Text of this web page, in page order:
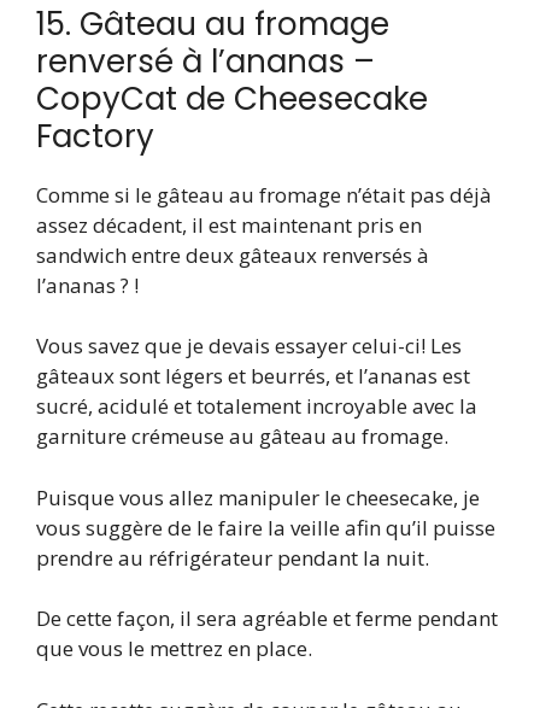
15. Gâteau au fromage
renversé à l’ananas –
CopyCat de Cheesecake
Factory
Comme si le gâteau au fromage n’était pas déjà
assez décadent, il est maintenant pris en
sandwich entre deux gâteaux renversés à
l’ananas ? !
Vous savez que je devais essayer celui-ci! Les
gâteaux sont légers et beurrés, et l’ananas est
sucré, acidulé et totalement incroyable avec la
garniture crémeuse au gâteau au fromage.
Puisque vous allez manipuler le cheesecake, je
vous suggère de le faire la veille afin qu’il puisse
prendre au réfrigérateur pendant la nuit.
De cette façon, il sera agréable et ferme pendant
que vous le mettrez en place.